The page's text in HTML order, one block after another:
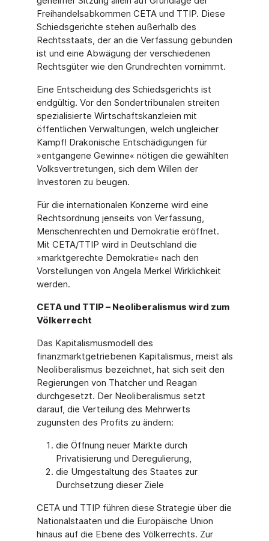
Freihandelsabkommen CETA und TTIP. Diese
Schiedsgerichte stehen außerhalb des
Rechtsstaats, der an die Verfassung gebunden
ist und eine Abwägung der verschiedenen
Rechtsgüter wie den Grundrechten vornimmt.
Eine Entscheidung des Schiedsgerichts ist
endgültig. Vor den Sondertribunalen streiten
spezialisierte Wirtschaftskanzleien mit
öffentlichen Verwaltungen, welch ungleicher
Kampf! Drakonische Entschädigungen für
»entgangene Gewinne« nötigen die gewählten
Volksvertretungen, sich dem Willen der
Investoren zu beugen.
Für die internationalen Konzerne wird eine
Rechtsordnung jenseits von Verfassung,
Menschenrechten und Demokratie eröffnet.
Mit CETA/TTIP wird in Deutschland die
»marktgerechte Demokratie« nach den
Vorstellungen von Angela Merkel Wirklichkeit
werden.
CETA und TTIP – Neoliberalismus wird zum
Völkerrecht
Das Kapitalismusmodell des
finanzmarktgetriebenen Kapitalismus, meist als
Neoliberalismus bezeichnet, hat sich seit den
Regierungen von Thatcher und Reagan
durchgesetzt. Der Neoliberalismus setzt
darauf, die Verteilung des Mehrwerts
zugunsten des Profits zu ändern:
die Öffnung neuer Märkte durch
Privatisierung und Deregulierung,
die Umgestaltung des Staates zur
Durchsetzung dieser Ziele
CETA und TTIP führen diese Strategie über die
Nationalstaaten und die Europäische Union
hinaus auf die Ebene des Völkerrechts. Zur